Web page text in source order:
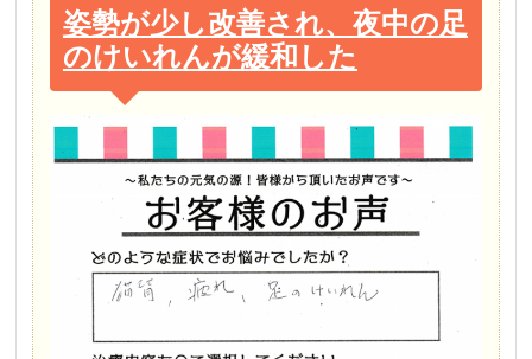
姿勢が少し改善され、夜中の足
のけいれんが緩和した